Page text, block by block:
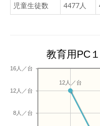
児童生徒数
4477人
教育用PC
8人／台
12人／台
16人／台
12人／台